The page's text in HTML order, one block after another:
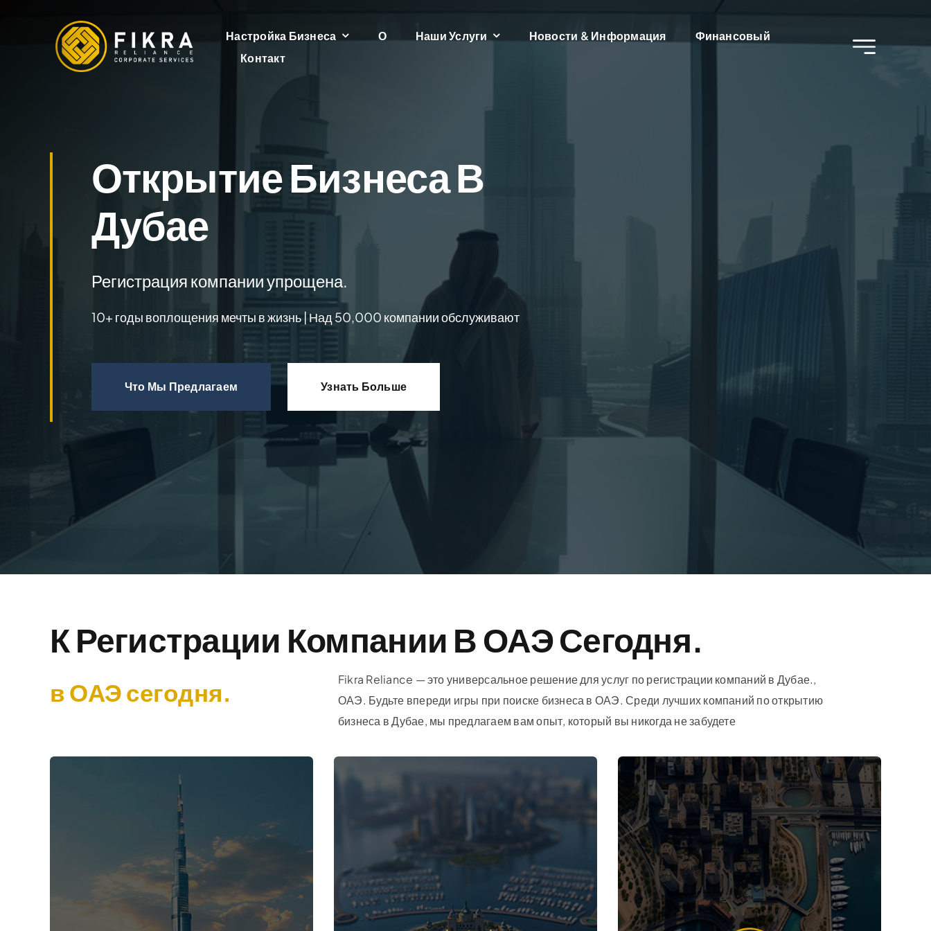
содержимому
Настройка Бизнеса О Наши Услуги Новости & Информация
Финансовый
Контакт
Открытие Бизнеса В
Дубае
Регистрация компании упрощена.
10+ годы воплощения мечты в жизнь | Над 50,000 компании обслуживают
Что Мы Предлагаем Узнать Больше
К Регистрации Компании В ОАЭ Сегодня.
в ОАЭ сегодня.
Fikra Reliance — это универсальное решение для услуг по регистрации компаний в Дубае.,
ОАЭ. Будьте впереди игры при поиске бизнеса в ОАЭ. Среди лучших компаний по открытию
бизнеса в Дубае, мы предлагаем вам опыт, который вы никогда не забудете
Материковый
Дубай
Начиная всего с
Дирхам 11,000*
Свободная Зона
Начиная всего с
Дирхам 14,900*
Оффшор
Начиная всего с
Дирхам 18,000*